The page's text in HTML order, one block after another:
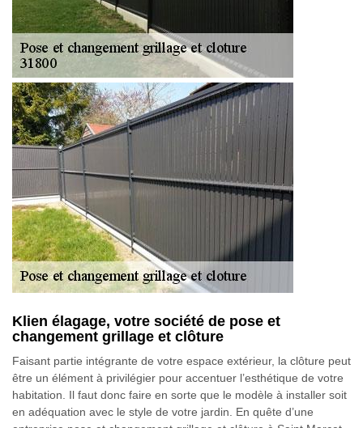
Klien élagage, votre société de pose et
changement grillage et clôture
Faisant partie intégrante de votre espace extérieur, la clôture peut
être un élément à privilégier pour accentuer l’esthétique de votre
habitation. Il faut donc faire en sorte que le modèle à installer soit
en adéquation avec le style de votre jardin. En quête d’une